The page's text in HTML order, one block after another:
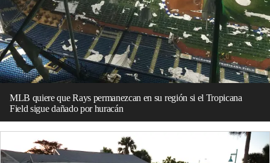
MLB quiere que Rays permanezcan en su región si el Tropicana
Field sigue dañado por huracán